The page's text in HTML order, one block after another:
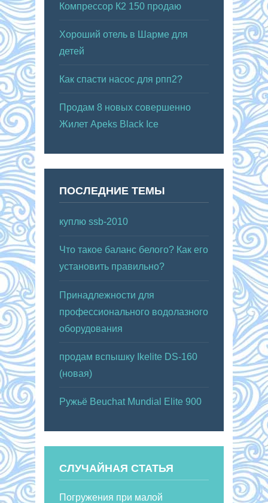
Компрессор К2 150 продаю
Хороший отель в Шарме для
детей
Как спасти насос для рпп2?
Продам 8 новых совершенно
Жилет Apeks Black Ice
ПОСЛЕДНИЕ ТЕМЫ
куплю ssb-2010
Что такое баланс белого? Как его
установить правильно?
Принадлежности для
профессионального водолазного
оборудования
продам вспышку Ikelite DS-160
(новая)
Ружьё Beuchat Mundial Elite 900
СЛУЧАЙНАЯ СТАТЬЯ
Погружения при малой